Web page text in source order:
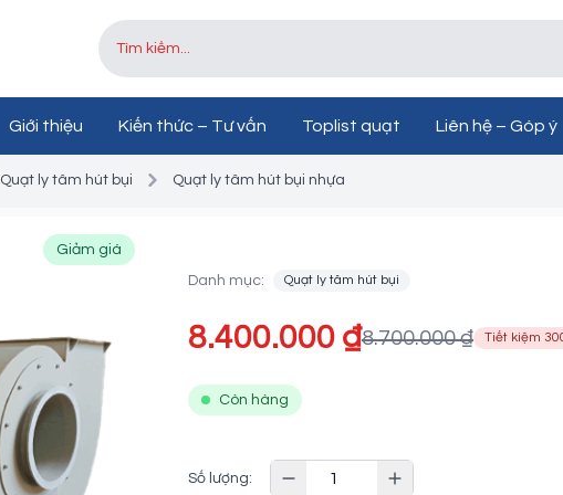
Giới thiệu Kiến thức – Tư vấn Toplist quạt Liên hệ – Góp ý
Quạt ly tâm hút bụi Quạt ly tâm hút bụi nhựa
Giảm giá
Danh mục: Quạt ly tâm hút bụi
8.400.000 ₫8.700.000 ₫ Tiết kiệm
Còn hàng
Số lượng: